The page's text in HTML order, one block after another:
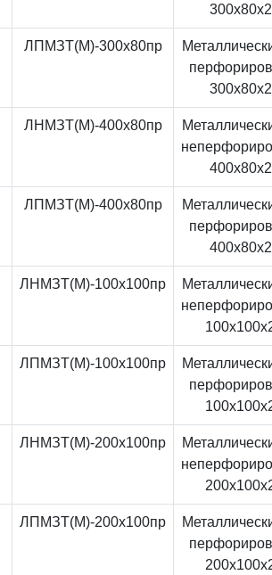
ЛПМЗТ(М)-300x80пр
ЛНМЗТ(М)-400x80пр
ЛПМЗТ(М)-400x80пр
ЛНМЗТ(М)-100x100пр
ЛПМЗТ(М)-100x100пр
ЛНМЗТ(М)-200x100пр
ЛПМЗТ(М)-200x100пр